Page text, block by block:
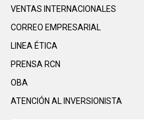
VENTAS INTERNACIONALES
CORREO EMPRESARIAL
LINEA ÉTICA
PRENSA RCN
OBA
ATENCIÓN AL INVERSIONISTA